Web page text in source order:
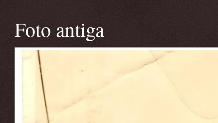
Foto antiga